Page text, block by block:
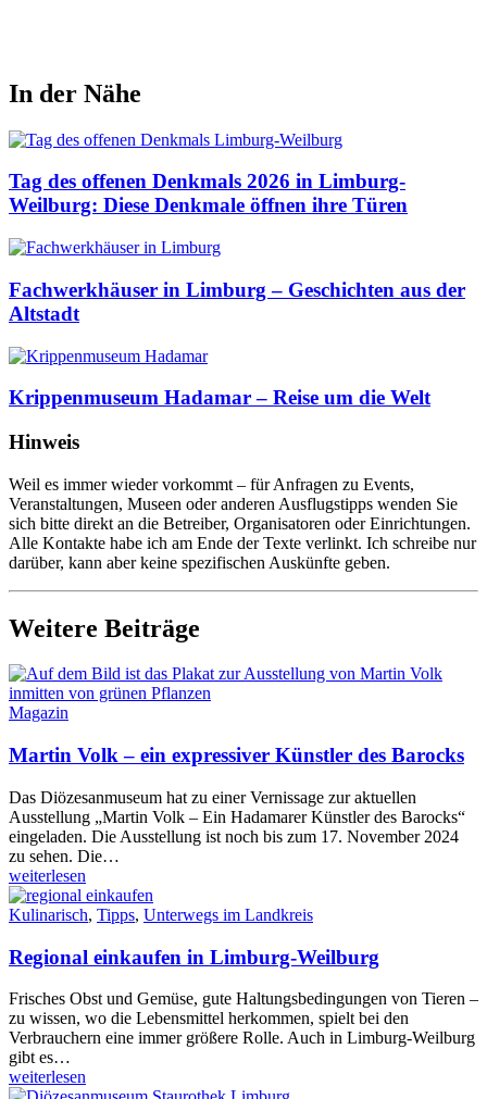
In der Nähe
Tag des offenen Denkmals 2026 in Limburg-
Weilburg: Diese Denkmale öffnen ihre Türen
Fachwerkhäuser in Limburg – Geschichten aus der
Altstadt
Krippenmuseum Hadamar – Reise um die Welt
Hinweis
Weil es immer wieder vorkommt – für Anfragen zu Events,
Veranstaltungen, Museen oder anderen Ausflugstipps wenden Sie
sich bitte direkt an die Betreiber, Organisatoren oder Einrichtungen.
Alle Kontakte habe ich am Ende der Texte verlinkt. Ich schreibe nur
darüber, kann aber keine spezifischen Auskünfte geben.
Weitere Beiträge
Magazin
Martin Volk – ein expressiver Künstler des Barocks
Das Diözesanmuseum hat zu einer Vernissage zur aktuellen
Ausstellung „Martin Volk – Ein Hadamarer Künstler des Barocks“
eingeladen. Die Ausstellung ist noch bis zum 17. November 2024
zu sehen. Die…
weiterlesen
Kulinarisch, Tipps, Unterwegs im Landkreis
Regional einkaufen in Limburg-Weilburg
Frisches Obst und Gemüse, gute Haltungsbedingungen von Tieren –
zu wissen, wo die Lebensmittel herkommen, spielt bei den
Verbrauchern eine immer größere Rolle. Auch in Limburg-Weilburg
gibt es…
weiterlesen